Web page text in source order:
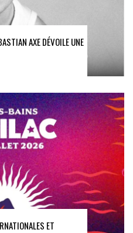
AXE DÉVOILE UNE
ET